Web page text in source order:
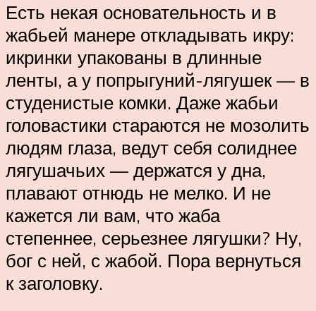
Есть некая основательность и в
жабьей манере откладывать икру:
икринки упакованы в длинные
ленты, а у попрыгуний-лягушек — в
студенистые комки. Даже жабьи
головастики стараются не мозолить
людям глаза, ведут себя солиднее
лягушачьих — держатся у дна,
плавают отнюдь не мелко. И не
кажется ли вам, что жаба
степеннее, серьезнее лягушки? Ну,
бог с ней, с жабой. Пора вернуться
к заголовку.